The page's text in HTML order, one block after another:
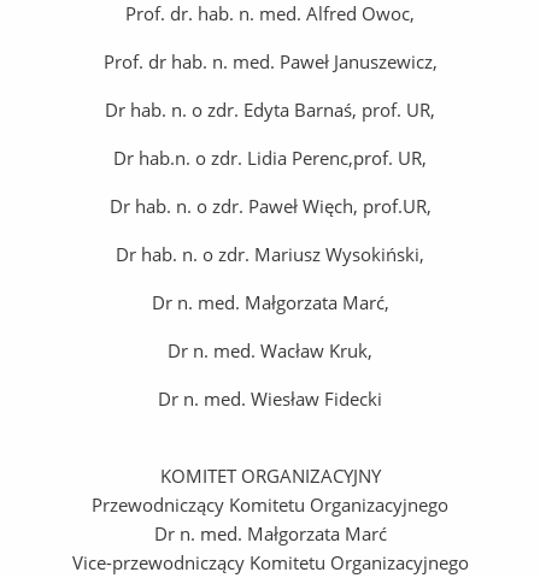
Prof. dr. hab. n. med. Alfred Owoc,
Prof. dr hab. n. med. Paweł Januszewicz,
Dr hab. n. o zdr. Edyta Barnaś, prof. UR,
Dr hab.n. o zdr. Lidia Perenc,prof. UR,
Dr hab. n. o zdr. Paweł Więch, prof.UR,
Dr hab. n. o zdr. Mariusz Wysokiński,
Dr n. med. Małgorzata Marć,
Dr n. med. Wacław Kruk,
Dr n. med. Wiesław Fidecki
KOMITET ORGANIZACYJNY
Przewodniczący Komitetu Organizacyjnego
Dr n. med. Małgorzata Marć
Vice-przewodniczący Komitetu Organizacyjnego